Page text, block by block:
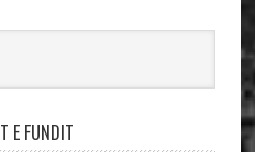
E FUNDIT